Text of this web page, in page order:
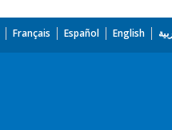
English
Español
Français